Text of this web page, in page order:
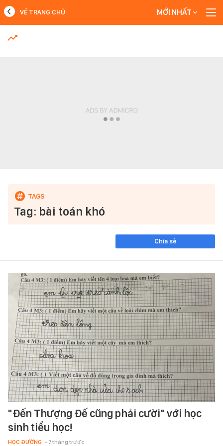
MỚI NHẤT
VỀ TRANG CHỦ MỚI NHẤT
Tag: bài toán khó
Chia sẻ
"Đến Thượng Đế cũng phải cười" với học
sinh tiểu học!
HỌC ĐƯỜNG - 7 tháng trước